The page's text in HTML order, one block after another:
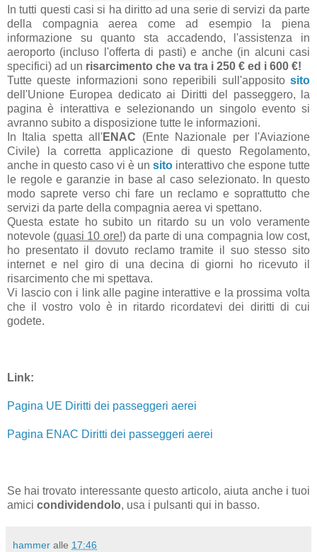
In tutti questi casi si ha diritto ad una serie di servizi da parte
della compagnia aerea come ad esempio la piena
informazione su quanto sta accadendo, l'assistenza in
aeroporto (incluso l'offerta di pasti) e anche (in alcuni casi
specifici) ad un risarcimento che va tra i 250 € ed i 600 €!
Tutte queste informazioni sono reperibili sull'apposito sito
dell'Unione Europea dedicato ai Diritti del passeggero, la
pagina è interattiva e selezionando un singolo evento si
avranno subito a disposizione tutte le informazioni.
In Italia spetta all'ENAC (Ente Nazionale per l'Aviazione
Civile) la corretta applicazione di questo Regolamento,
anche in questo caso vi è un sito interattivo che espone tutte
le regole e garanzie in base al caso selezionato. In questo
modo saprete verso chi fare un reclamo e soprattutto che
servizi da parte della compagnia aerea vi spettano.
Questa estate ho subito un ritardo su un volo veramente
notevole (quasi 10 ore!) da parte di una compagnia low cost,
ho presentato il dovuto reclamo tramite il suo stesso sito
internet e nel giro di una decina di giorni ho ricevuto il
risarcimento che mi spettava.
Vi lascio con i link alle pagine interattive e la prossima volta
che il vostro volo è in ritardo ricordatevi dei diritti di cui
godete.
Link:
Pagina UE Diritti dei passeggeri aerei
Pagina ENAC Diritti dei passeggeri aerei
Se hai trovato interessante questo articolo, aiuta anche i tuoi
amici condividendolo, usa i pulsanti qui in basso.
hammer alle 17:46